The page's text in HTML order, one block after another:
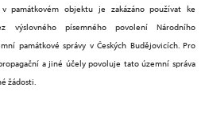
památkovém objektu je zakázáno používat ke
výslovného písemného povolení Národního
památkové správy v Českých Budějovicích. Pro
a jiné účely povoluje tato územní správa
žádosti.